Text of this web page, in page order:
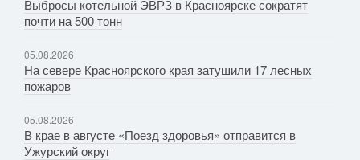
Выбросы котельной ЭВРЗ в Красноярске сократят
почти на 500 тонн
05.08.2026
На севере Красноярского края затушили 17 лесных
пожаров
05.08.2026
В крае в августе «Поезд здоровья» отправится в
Ужурский округ